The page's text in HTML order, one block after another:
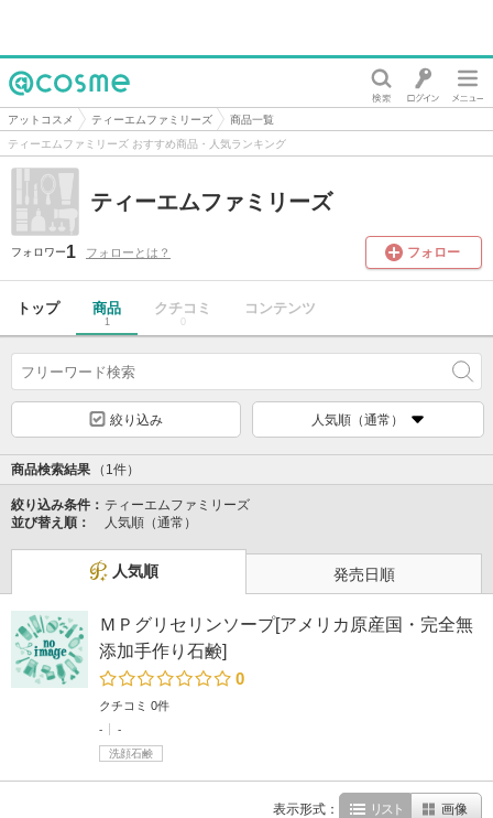
@cosme
アットコスメ ティーエムファミリーズ
商品一覧
ティーエムファミリーズ おすすめ商品・人気ランキング
ティーエムファミリーズ
フォロワー1 フォローとは？ フォロー
トップ 商品
1
クチコミ
0
コンテンツ
絞り込み 人気順（通常）
商品検索結果 （1件）
絞り込み条件： ティーエムファミリーズ
並び替え順：
人気順（通常）
人気順 発売日順
ＭＰグリセリンソープ[アメリカ原産国・完全無
添加手作り石鹸]
0
クチコミ 0件
-
-
洗顔石鹸
表示形式： リスト 画像